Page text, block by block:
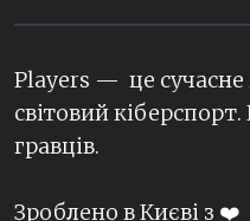
Players — це сучасне
світовий кіберспорт.
гравців.
Зроблено в Києві з ❤️